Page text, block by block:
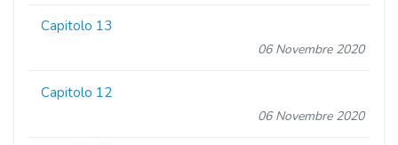
Capitolo 13
06 Novembre 2020
Capitolo 12
06 Novembre 2020